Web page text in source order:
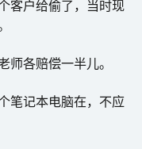
客户给偷了，当时现
各赔偿一半儿。
笔记本电脑在，不应